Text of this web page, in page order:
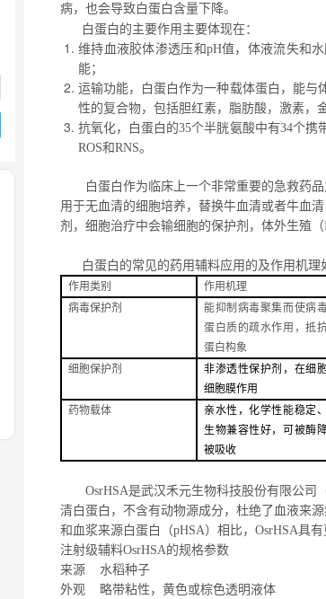
病，也会导致白蛋白含量下降。
白蛋白的主要作用主要体现在：
维持血液胶体渗透压和pH值，体液流失和
能；
运输功能，白蛋白作为一种载体蛋白，能与
性的复合物，包括胆红素，脂肪酸，激素，
抗氧化，白蛋白的35个半胱氨酸中有34个
ROS和RNS。
白蛋白作为临床上一个非常重要的急救药品
用于无血清的细胞培养，替换牛血清或者牛血
剂，细胞治疗中会输细胞的保护剂，体外生殖
白蛋白的常见的药用辅料应用的及作用机理
作用类别 作用机理
病毒保护剂
能抑制病毒聚集而使病
蛋白质的疏水作用，抵
蛋白构象
细胞保护剂 非渗透性保护剂， 在细
细胞膜作用
药物载体
亲水性，化学性能稳定
生物兼容性好，可被酶
被吸收
OsrHSA是武汉禾元生物科技股份有限公司
清白蛋白，不含有动物源成分，杜绝了血液来
和血浆来源白蛋白（pHSA）相比，OsrHSA具
注射级辅料OsrHSA的规格参数
来源 水稻种子
外观 略带粘性，黄色或棕色透明液体